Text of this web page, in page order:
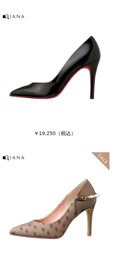
￥19,250（税込）